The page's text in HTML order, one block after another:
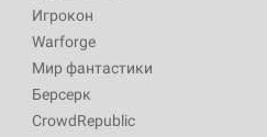
Игрокон
Warforge
Мир фантастики
Берсерк
CrowdRepublic